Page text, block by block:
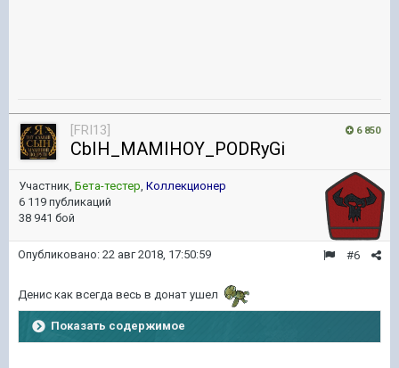
6 850
[FRI13]
CbIH_MAMIHOY_PODRyGi
Участник, Бета-тестер, Коллекционер
6 119 публикаций
38 941 бой
#6
Опубликовано: 22 авг 2018, 17:50:59
Денис как всегда весь в донат ушел
Показать содержимое